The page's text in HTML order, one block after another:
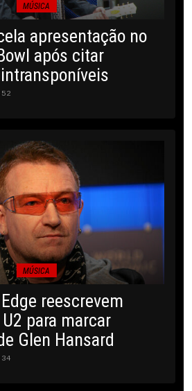
MÚSICA
apresentação no
após citar
MÚSICA
reescrevem
para marcar
Glen Hansard